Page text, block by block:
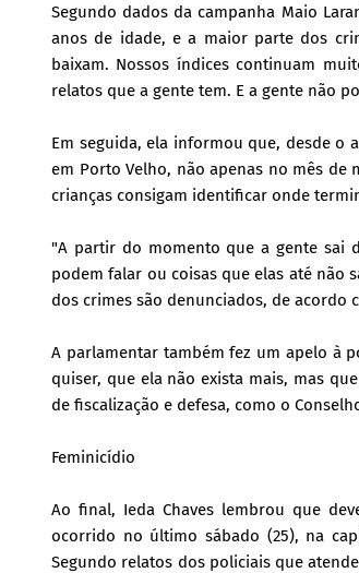
Segundo dados da campanha Maio
anos de idade, e a maior parte dos
baixam. Nossos índices continuam
relatos que a gente tem. E a gente não
Em seguida, ela informou que, desde o
em Porto Velho, não apenas no mês de
crianças consigam identificar onde
"A partir do momento que a gente sai
podem falar ou coisas que elas até não
dos crimes são denunciados, de acordo
A parlamentar também fez um apelo à
quiser, que ela não exista mais, mas
de fiscalização e defesa, como o
Feminicídio
Ao final, Ieda Chaves lembrou que
ocorrido no último sábado (25), na
Segundo relatos dos policiais que